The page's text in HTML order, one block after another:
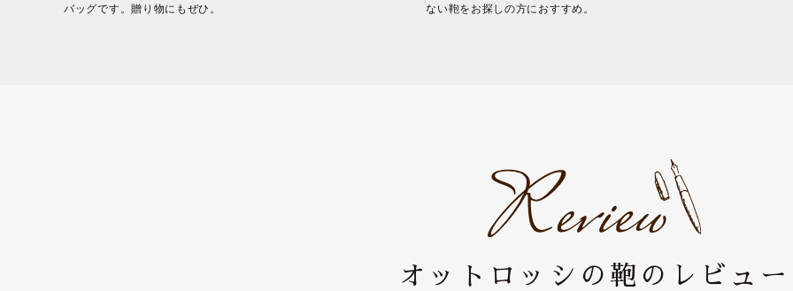
バッグです。贈り物にもぜひ。
ない鞄をお探しの方におすすめ。
オットロッシの鞄のレビュー